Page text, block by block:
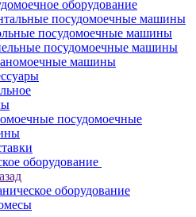
оборудование
посудомоечные машины
посудомоечные машины
посудомоечные машины
машины
посудомоечные
оборудование
оборудование